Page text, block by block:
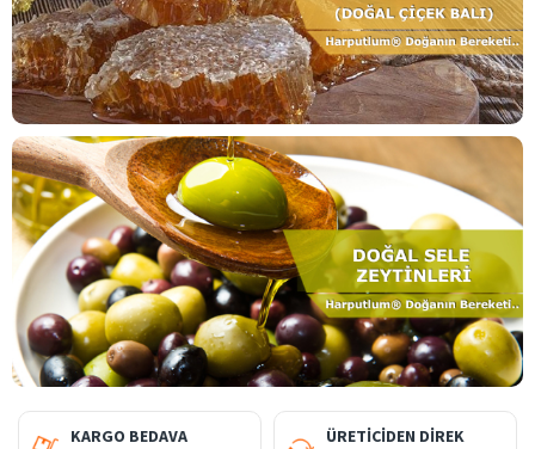
KARGO BEDAVA
ÜRETİCİDEN DİREK